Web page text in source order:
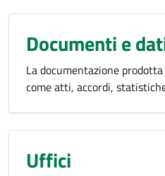
Documenti e
La documentazione
come atti, accordi,
Uffici